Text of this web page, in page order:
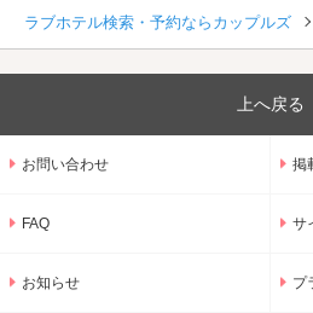
ラブホテル検索・予約ならカップルズ
上へ戻る
お問い合わせ 掲
FAQ サ
お知らせ プ